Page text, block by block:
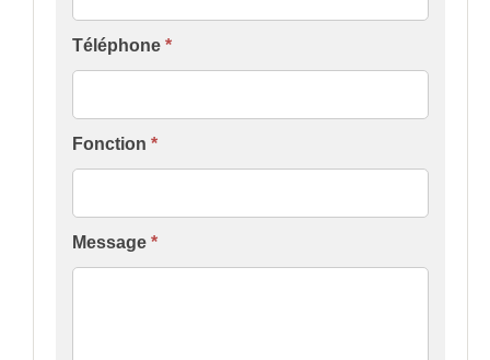
Téléphone *
Fonction *
Message *